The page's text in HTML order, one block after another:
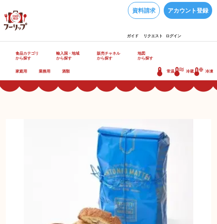
資料請求 アカウント登録
ガイド リクエスト ログイン
食品カテゴリ
から探す
輸入国・地域
から探す
販売チャネル
から探す
地図
から探す
家庭用 業務用 酒類 常温 冷蔵 冷凍